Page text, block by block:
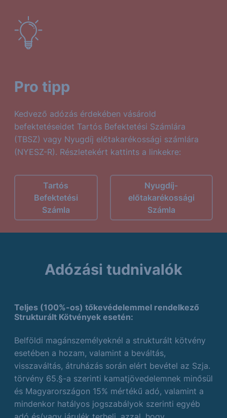
Pro tipp
Kedvező adózás érdekében vásárold
befektetéseidet Tartós Befektetési Számlára
(TBSZ) vagy Nyugdíj előtakarékossági számlára
(NYESZ-R). Részletekért kattints a linkekre:
Tartós
Befektetési
Számla
Nyugdíj-
előtakarékossági
Számla
Adózási tudnivalók
Teljes (100%-os) tőkevédelemmel rendelkező
Strukturált Kötvények esetén:
Belföldi magánszemélyeknél a strukturált kötvény
esetében a hozam, valamint a beváltás,
visszaváltás, átruházás során elért bevétel az Szja.
törvény 65.§-a szerinti kamatjövedelemnek minősül
és Magyarországon 15% mértékű adó, valamint a
mindenkor hatályos jogszabályok szerinti egyéb